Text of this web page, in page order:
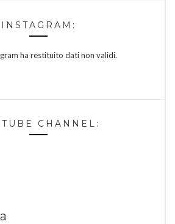
INSTAGRAM:
ha restituito dati non validi.
CHANNEL: